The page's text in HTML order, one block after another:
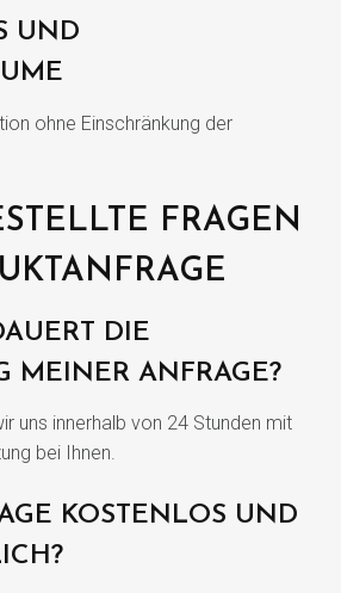
UND
ohne Einschränkung der
FRAGEN
DIE
MEINER ANFRAGE?
uns innerhalb von 24 Stunden mit
bei Ihnen.
KOSTENLOS UND